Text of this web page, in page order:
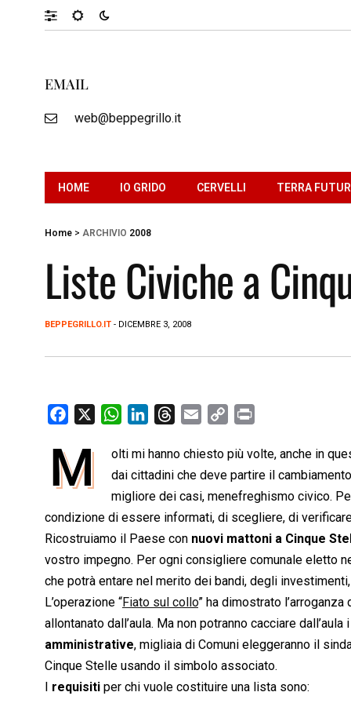
EMAIL
web@beppegrillo.it
HOME IO GRIDO CERVELLI TERRA
Home > ARCHIVIO 2008
Liste Civiche a
BEPPEGRILLO.IT - DICEMBRE 3, 2008
e
o
o
k
W
a
t
s
A
p
p
n
k
e
d
I
n
r
e
a
d
s
a
i
l
p
y
L
n
k
i
n
t
M
olti mi hanno chiesto più volte, anche in
dai cittadini che deve partire il
migliore dei casi, menefreghismo civico.
condizione di essere informati, di scegliere, di
Ricostruiamo il Paese con nuovi mattoni a Cinque
vostro impegno. Per ogni consigliere comunale eletto
che potrà entare nel merito dei bandi, degli
L’operazione “Fiato sul collo” ha dimostrato
allontanato dall’aula. Ma non potranno cacciare
amministrative, migliaia di Comuni eleggeranno il
Cinque Stelle usando il simbolo associato.
I requisiti per chi vuole costituire una lista sono: